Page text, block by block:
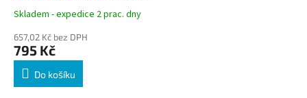
černý 6500 stran ActiveJet
Skladem - expedice 2 prac. dny
657,02 Kč bez DPH
795 Kč
Do košíku